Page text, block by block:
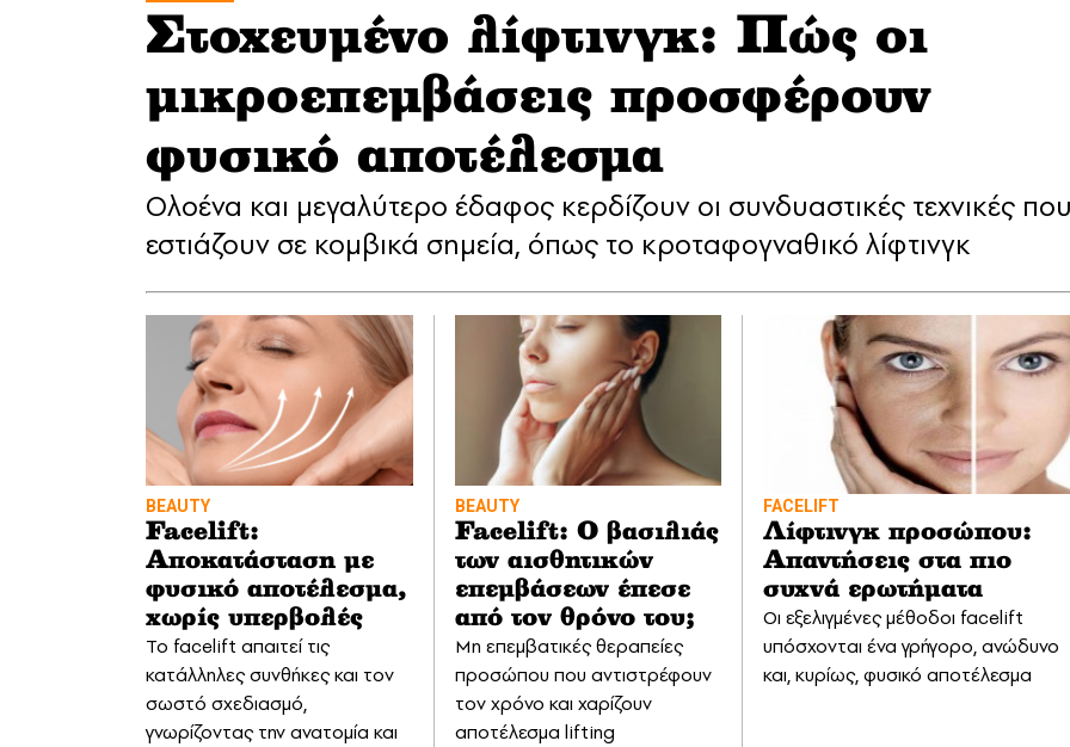
Στοχευμένο λίφτινγκ: Πώς οι
μικροεπεμβάσεις προσφέρουν
φυσικό αποτέλεσμα
Ολοένα και μεγαλύτερο έδαφος κερδίζουν οι συνδυαστικές τεχνικές
εστιάζουν σε κομβικά σημεία, όπως το κροταφογναθικό λίφτινγκ
BEAUTY
Facelift:
Αποκατάσταση με
φυσικό αποτέλεσμα,
χωρίς υπερβολές
Το facelift απαιτεί τις
κατάλληλες συνθήκες και τον
σωστό σχεδιασμό,
γνωρίζοντας την ανατομία και
BEAUTY
Facelift: Ο βασιλιάς
των αισθητικών
επεμβάσεων έπεσε
από τον θρόνο του;
Μη επεμβατικές θεραπείες
προσώπου που αντιστρέφουν
τον χρόνο και χαρίζουν
αποτέλεσμα lifting
FACELIFT
Λίφτινγκ προσώπου:
Απαντήσεις στα πιο
συχνά ερωτήματα
Οι εξελιγμένες μέθοδοι facelift
υπόσχονται ένα γρήγορο, ανώδυνο
και, κυρίως, φυσικό αποτέλεσμα